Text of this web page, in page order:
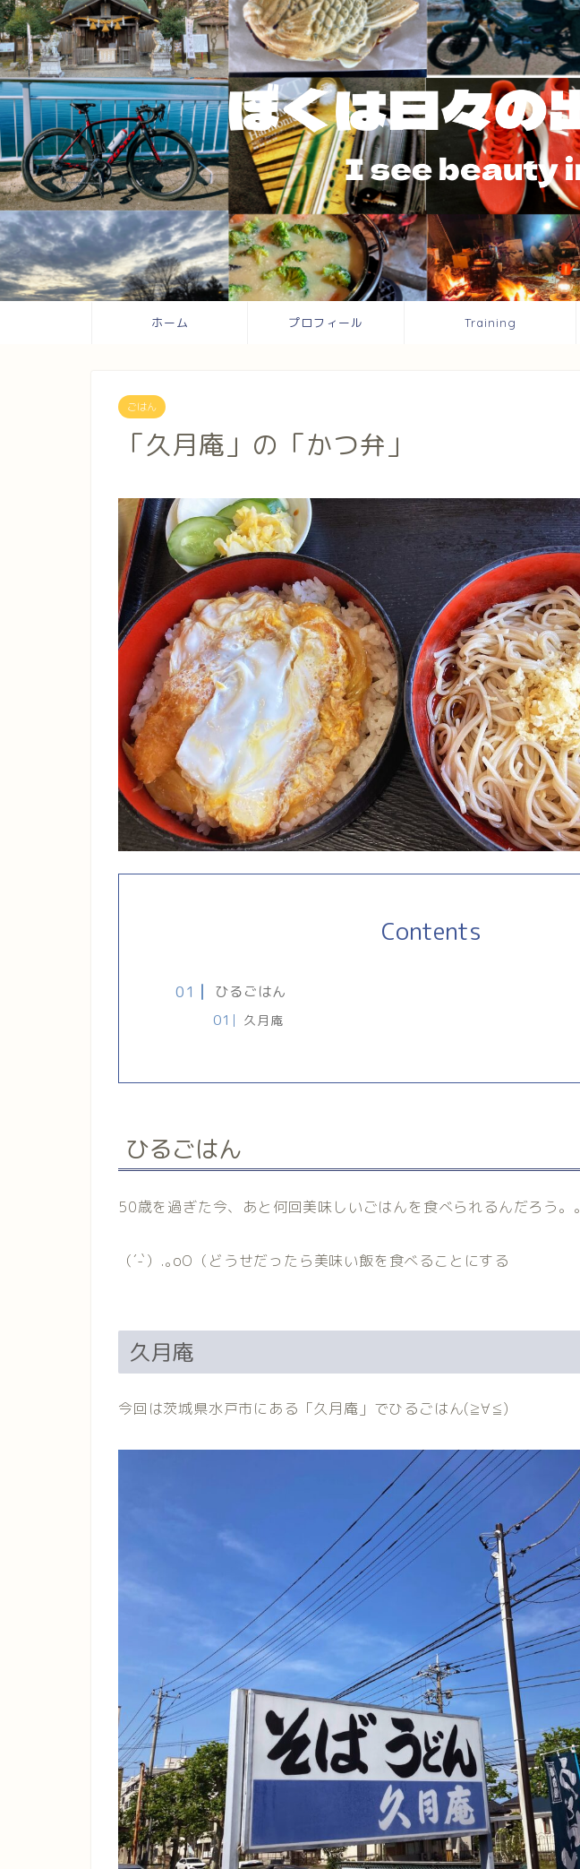
ホーム プロフィール Training
ごはん
「久月庵」の「かつ弁」
Contents
ひるごはん
久月庵
ひるごはん
50歳を過ぎた今、あと何回美味しいごはんを食べられるんだろう。。
（´-`）.｡oO（どうせだったら美味い飯を食べることにする
久月庵
今回は茨城県水戸市にある「久月庵」でひるごはん(≧∀≦)